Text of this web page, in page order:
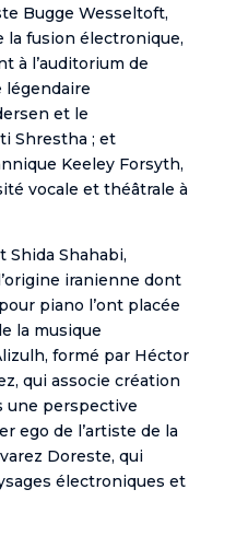
Bugge Wesseltoft,
la fusion électronique,
à l’auditorium de
légendaire
et le
Shrestha ; et
Keeley Forsyth,
vocale et théâtrale à
Shida Shahabi,
iranienne dont
piano l’ont placée
la musique
formé par Héctor
qui associe création
une perspective
ego de l’artiste de la
Doreste, qui
électroniques et